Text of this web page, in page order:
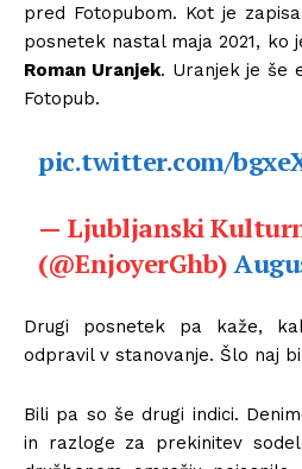
pred Fotopubom. Kot je
posnetek nastal maja 2021, ko
Roman Uranjek. Uranjek je še
Fotopub.
pic.twitter.com/
— Ljubljanski
(@EnjoyerGhb)
Drugi posnetek pa kaže,
odpravil v stanovanje. Šlo naj
Bili pa so še drugi indici.
in razloge za prekinitev